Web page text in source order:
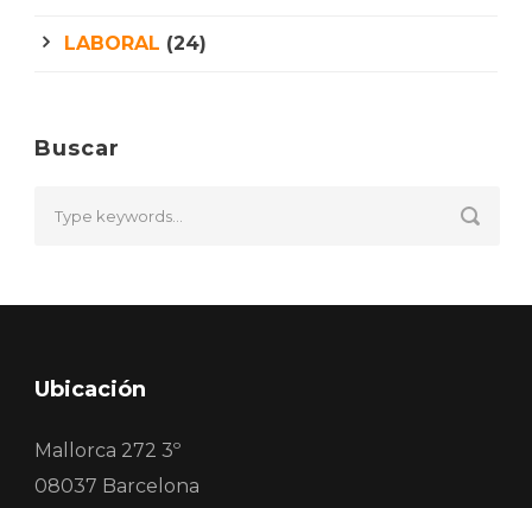
LABORAL (24)
Buscar
Ubicación
Mallorca 272 3º
08037 Barcelona